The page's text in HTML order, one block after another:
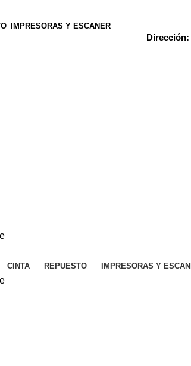
IMPRESORAS Y ESCANER
Dirección:
CINTA REPUESTO IMPRESORAS Y